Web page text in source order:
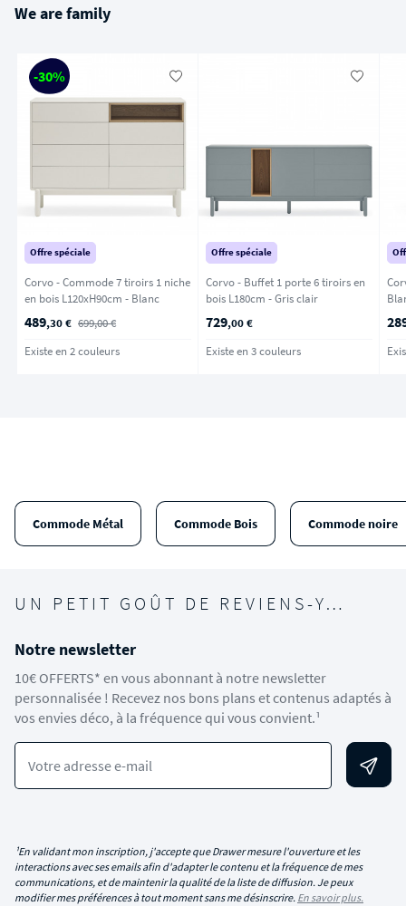
We are family
-30%
Offre spéciale
Corvo - Commode 7 tiroirs 1 niche
en bois L120xH90cm - Blanc
489,30 € 699,00 €
Existe en 2 couleurs
Offre spéciale
Corvo - Buffet 1 porte 6 tiroirs en
bois L180cm - Gris clair
729,00 €
Existe en 3 couleurs
Commode Métal Commode Bois Commode noire
UN PETIT GOÛT DE REVIENS-Y…
Notre newsletter
10€ OFFERTS* en vous abonnant à notre newsletter
personnalisée ! Recevez nos bons plans et contenus adaptés à
vos envies déco, à la fréquence qui vous convient.¹
Votre adresse e-mail
¹En validant mon inscription, j'accepte que Drawer mesure l'ouverture et les
interactions avec ses emails afin d'adapter le contenu et la fréquence de mes
communications, et de maintenir la qualité de la liste de diffusion. Je peux
modifier mes préférences à tout moment sans me désinscrire. En savoir plus.